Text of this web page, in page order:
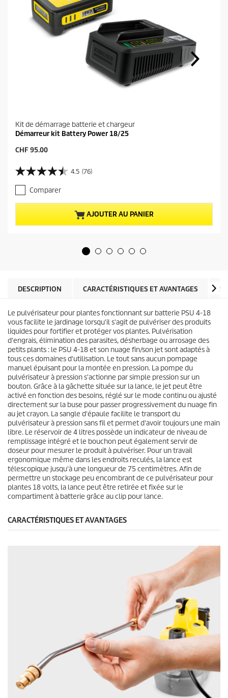
Kit de démarrage batterie et chargeur
Démarreur kit Battery Power 18/25
P
i
x
a
c
t
u
d
t
CHF 95.00
4.5 (76)
4
.
5
s
r
e
7
6
a
v
i
s
Comparer
AJOUTER AU PANIER
DESCRIPTION CARACTÉRISTIQUES ET AVANTAGES
Le pulvérisateur pour plantes fonctionnant sur batterie PSU 4-18
vous facilite le jardinage lorsqu'il s'agit de pulvériser des produits
liquides pour fortifier et protéger vos plantes. Pulvérisation
d'engrais, élimination des parasites, désherbage ou arrosage des
petits plants : le PSU 4-18 et son nuage fin/son jet sont adaptés à
tous ces domaines d'utilisation. Le tout sans aucun pompage
manuel épuisant pour la montée en pression. La pompe du
pulvérisateur à pression s'actionne par simple pression sur un
bouton. Grâce à la gâchette située sur la lance, le jet peut être
activé en fonction des besoins, réglé sur le mode continu ou ajusté
directement sur la buse pour passer progressivement du nuage fin
au jet crayon. La sangle d'épaule facilite le transport du
pulvérisateur à pression sans fil et permet d'avoir toujours une main
libre. Le réservoir de 4 litres possède un indicateur de niveau de
remplissage intégré et le bouchon peut également servir de
doseur pour mesurer le produit à pulvériser. Pour un travail
ergonomique même dans les endroits reculés, la lance est
télescopique jusqu'à une longueur de 75 centimètres. Afin de
permettre un stockage peu encombrant de ce pulvérisateur pour
plantes 18 volts, la lance peut être retirée et fixée sur le
compartiment à batterie grâce au clip pour lance.
CARACTÉRISTIQUES ET AVANTAGES